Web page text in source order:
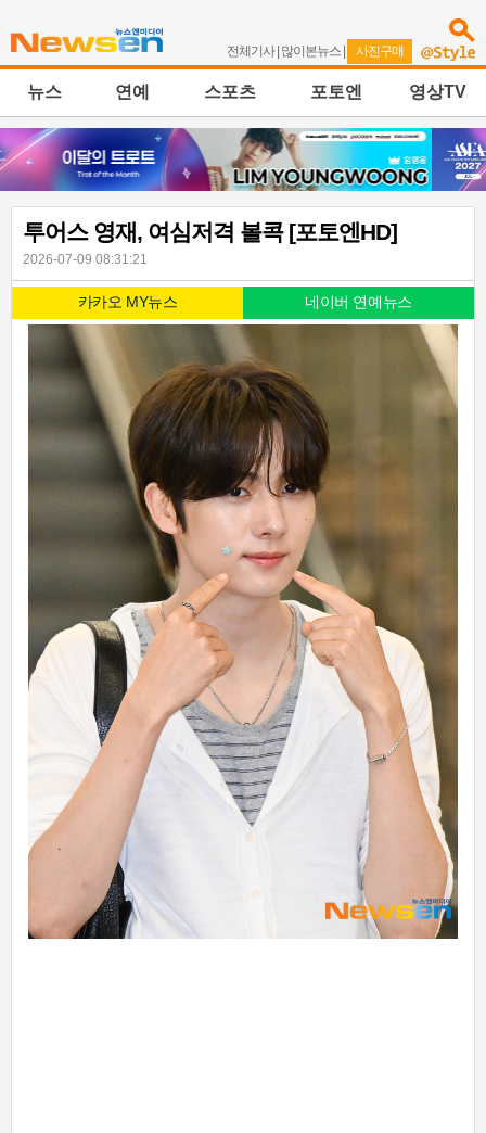
전체기사| 많이본뉴스 | 사진구매
뉴스 연예 스포츠 포토엔 영상TV
투어스 영재, 여심저격 볼콕 [포토엔HD]
2026-07-09 08:31:21
카카오 MY뉴스 네이버 연예뉴스